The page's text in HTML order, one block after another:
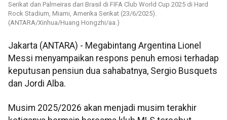
Serikat dan Palmeiras dari Brasil di FIFA Club World Cup 2025 di Hard
Rock Stadium, Miami, Amerika Serikat (23/6/2025).
(ANTARA/Xinhua/Huang Hongzhi/aa.)
Jakarta (ANTARA) - Megabintang Argentina Lionel
Messi menyampaikan respons penuh emosi terhadap
keputusan pensiun dua sahabatnya, Sergio Busquets
dan Jordi Alba.
Musim 2025/2026 akan menjadi musim terakhir